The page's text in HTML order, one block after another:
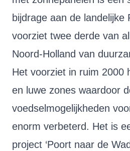
bijdrage aan de landelijke
voorziet twee derde van
Noord-Holland van
Het voorziet in ruim 2000
en luwe zones waardoor
voedselmogelijkheden
enorm verbeterd. Het is
project ‘Poort naar de